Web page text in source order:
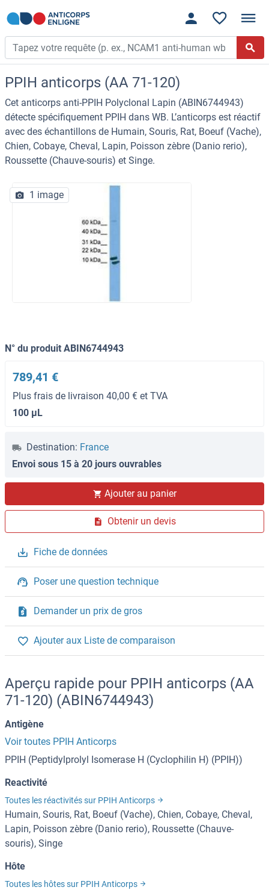
PPIH anticorps (AA 71-120)
Cet anticorps anti-PPIH Polyclonal Lapin (ABIN6744943)
détecte spécifiquement PPIH dans WB. L’anticorps est réactif
avec des échantillons de Humain, Souris, Rat, Boeuf (Vache),
Chien, Cobaye, Cheval, Lapin, Poisson zèbre (Danio rerio),
Roussette (Chauve-souris) et Singe.
1 image
N° du produit ABIN6744943
789,41 €
Plus frais de livraison 40,00 € et TVA
100 μL
Destination: France
Envoi sous 15 à 20 jours ouvrables
Ajouter au panier
Obtenir un devis
Fiche de données
Poser une question technique
Demander un prix de gros
Ajouter aux Liste de comparaison
Aperçu rapide pour PPIH anticorps (AA
71-120) (ABIN6744943)
Antigène
Voir toutes PPIH Anticorps
PPIH (Peptidylprolyl Isomerase H (Cyclophilin H) (PPIH))
Reactivité
Toutes les réactivités sur PPIH Anticorps
Humain, Souris, Rat, Boeuf (Vache), Chien, Cobaye, Cheval,
Lapin, Poisson zèbre (Danio rerio), Roussette (Chauve-
souris), Singe
Hôte
Toutes les hôtes sur PPIH Anticorps